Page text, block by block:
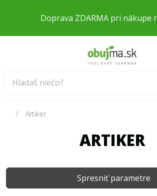
Doprava ZDARMA pri nákupe
Artiker
ARTIKER
Spresniť parametre